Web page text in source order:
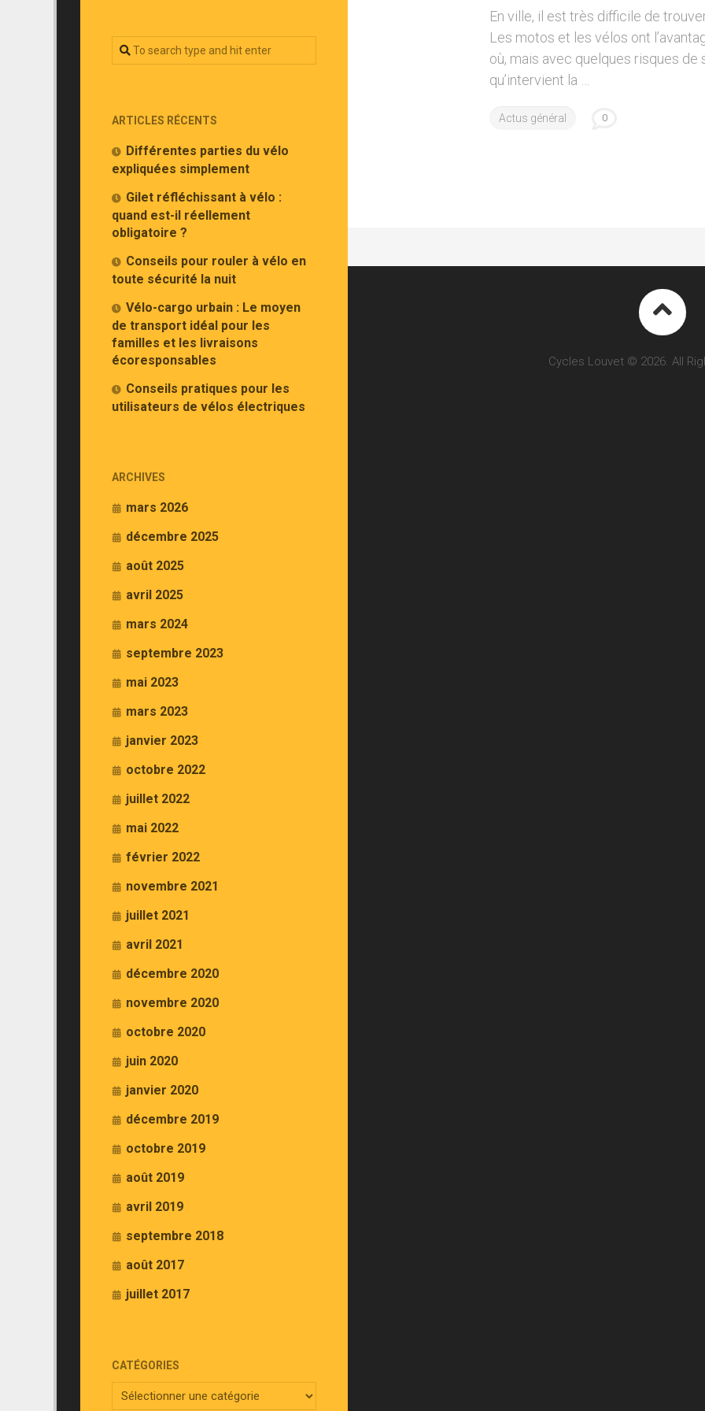
ARTICLES RÉCENTS
Différentes parties du vélo
expliquées simplement
Gilet réfléchissant à vélo :
quand est-il réellement
obligatoire ?
Conseils pour rouler à vélo en
toute sécurité la nuit
Vélo-cargo urbain : Le moyen
de transport idéal pour les
familles et les livraisons
écoresponsables
Conseils pratiques pour les
utilisateurs de vélos électriques
ARCHIVES
mars 2026
décembre 2025
août 2025
avril 2025
mars 2024
septembre 2023
mai 2023
mars 2023
janvier 2023
octobre 2022
juillet 2022
mai 2022
février 2022
novembre 2021
juillet 2021
avril 2021
décembre 2020
novembre 2020
octobre 2020
juin 2020
janvier 2020
décembre 2019
octobre 2019
août 2019
avril 2019
septembre 2018
août 2017
juillet 2017
CATÉGORIES
SIÈGES
ENFANT
En ville, il est très difficile de
Les motos et les vélos ont
où, mais avec quelques risques de
qu’intervient la …
Actus général 0
Cycles Louvet © 2026. All